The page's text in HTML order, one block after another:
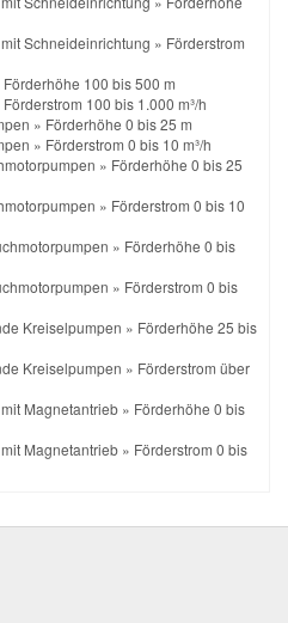
Schneideinrichtung » Förderstrom
Förderhöhe 100 bis 500 m
Förderstrom 100 bis 1.000 m³/h
» Förderhöhe 0 bis 25 m
» Förderstrom 0 bis 10 m³/h
» Förderhöhe 0 bis 25
» Förderstrom 0 bis 10
» Förderhöhe 0 bis
» Förderstrom 0 bis
Kreiselpumpen » Förderhöhe 25 bis
Kreiselpumpen » Förderstrom über
Magnetantrieb » Förderhöhe 0 bis
Magnetantrieb » Förderstrom 0 bis